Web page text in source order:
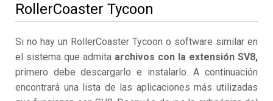
RollerCoaster Tycoon
Si no hay un RollerCoaster Tycoon o software similar en
el sistema que admita archivos con la extensión SV8,
primero debe descargarlo e instalarlo. A continuación
encontrará una lista de las aplicaciones más utilizadas